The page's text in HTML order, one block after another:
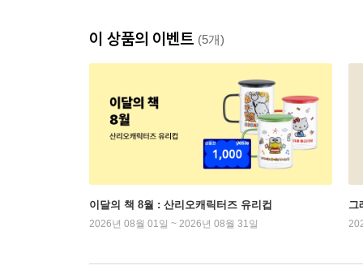
이 상품의 이벤트 (5개)
이달의 책 8월 : 산리오캐릭터즈 유리컵
2026년 08월 01일 ~ 2026년 08월 31일
그